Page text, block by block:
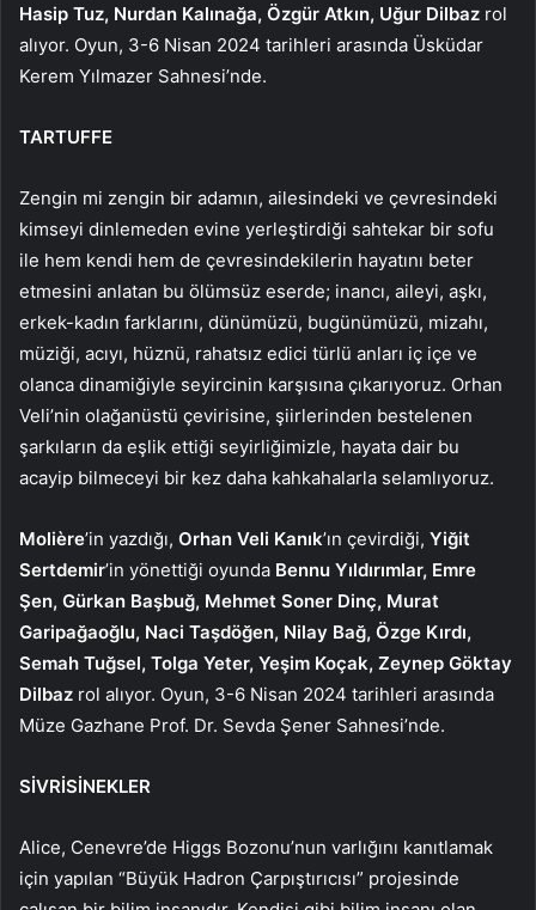
Hasip Tuz, Nurdan Kalınağa, Özgür Atkın, Uğur Dilbaz rol
alıyor. Oyun, 3-6 Nisan 2024 tarihleri arasında Üsküdar
Kerem Yılmazer Sahnesi’nde.
TARTUFFE
Zengin mi zengin bir adamın, ailesindeki ve çevresindeki
kimseyi dinlemeden evine yerleştirdiği sahtekar bir sofu
ile hem kendi hem de çevresindekilerin hayatını beter
etmesini anlatan bu ölümsüz eserde; inancı, aileyi, aşkı,
erkek-kadın farklarını, dünümüzü, bugünümüzü, mizahı,
müziği, acıyı, hüznü, rahatsız edici türlü anları iç içe ve
olanca dinamiğiyle seyircinin karşısına çıkarıyoruz. Orhan
Veli’nin olağanüstü çevirisine, şiirlerinden bestelenen
şarkıların da eşlik ettiği seyirliğimizle, hayata dair bu
acayip bilmeceyi bir kez daha kahkahalarla selamlıyoruz.
Molière’in yazdığı, Orhan Veli Kanık’ın çevirdiği, Yiğit
Sertdemir’in yönettiği oyunda Bennu Yıldırımlar, Emre
Şen, Gürkan Başbuğ, Mehmet Soner Dinç, Murat
Garipağaoğlu, Naci Taşdöğen, Nilay Bağ, Özge Kırdı,
Semah Tuğsel, Tolga Yeter, Yeşim Koçak, Zeynep Göktay
Dilbaz rol alıyor. Oyun, 3-6 Nisan 2024 tarihleri arasında
Müze Gazhane Prof. Dr. Sevda Şener Sahnesi’nde.
SİVRİSİNEKLER
Alice, Cenevre’de Higgs Bozonu’nun varlığını kanıtlamak
için yapılan “Büyük Hadron Çarpıştırıcısı” projesinde